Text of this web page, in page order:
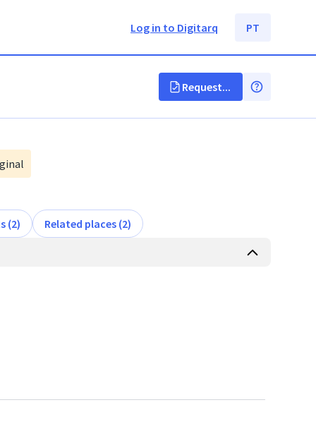
Log in to Digitarq PT
Request...
(2) Related places (2)